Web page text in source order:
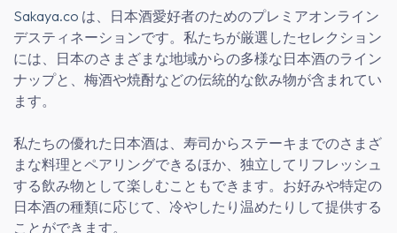
Sakaya.co は、日本酒愛好者のためのプレミアオンライン
デスティネーションです。私たちが厳選したセレクション
には、日本のさまざまな地域からの多様な日本酒のライン
ナップと、梅酒や焼酎などの伝統的な飲み物が含まれてい
ます。
私たちの優れた日本酒は、寿司からステーキまでのさまざ
まな料理とペアリングできるほか、独立してリフレッシュ
する飲み物として楽しむこともできます。お好みや特定の
日本酒の種類に応じて、冷やしたり温めたりして提供する
ことができます。